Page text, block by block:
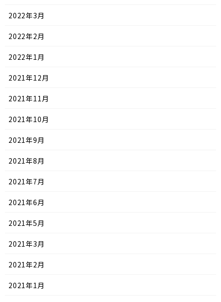
2022年3月
2022年2月
2022年1月
2021年12月
2021年11月
2021年10月
2021年9月
2021年8月
2021年7月
2021年6月
2021年5月
2021年3月
2021年2月
2021年1月